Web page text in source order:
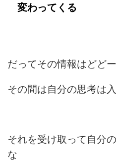
変わってくる
だってその情報はどど
その間は自分の思考は
それを受け取って自分
な